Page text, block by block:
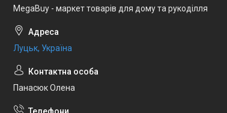
MegaBuy - маркет товарів для дому та рукоділля
Луцьк, Україна
Панасюк Олена